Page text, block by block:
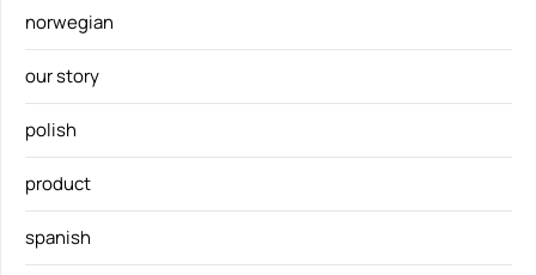
norwegian
our story
polish
product
spanish